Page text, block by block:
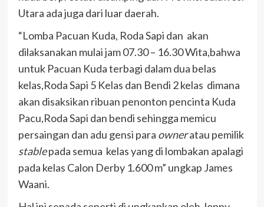
Utara ada juga dari luar daerah.
“Lomba Pacuan Kuda, Roda Sapi dan akan
dilaksanakan mulai jam 07.30 – 16.30 Wita,bahwa
untuk Pacuan Kuda terbagi dalam dua belas
kelas,Roda Sapi 5 Kelas dan Bendi 2 kelas dimana
akan disaksikan ribuan penonton pencinta Kuda
Pacu,Roda Sapi dan bendi sehingga memicu
persaingan dan adu gensi para owneratau pemilik
stablepada semua kelas yang di lombakan apalagi
pada kelas Calon Derby 1.600 m” ungkap James
Waani.